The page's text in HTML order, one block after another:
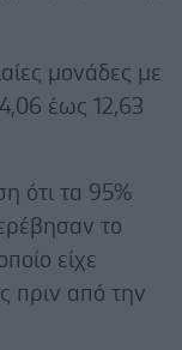
μονάδες με
έως 12,63
ότι τα 95%
το
είχε
πριν από την